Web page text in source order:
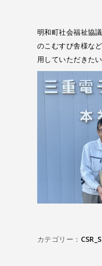
明和町社会福祉協
のこむすび舎様な
用していただきた
カテゴリー：